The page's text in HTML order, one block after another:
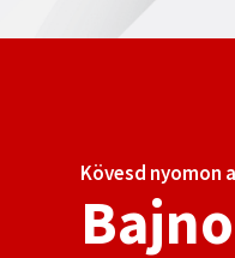
Kövesd nyomon